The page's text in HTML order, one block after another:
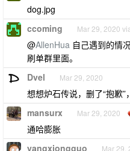
dog.jpg
ccoming Mar 29, 2020
@AllenHua 自己遇到的情
刷单群里面。
Dvel Mar 29, 2020
想想炉石传说，删了“抱歉
mansurx Mar 29, 2020
通哈膨胀
yangxiongguo Mar 29,